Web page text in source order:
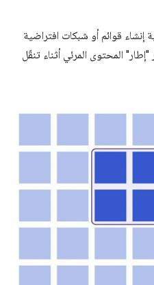
قوائم أو شبكات افتراضية
المحتوى المرئي أثناء تنقّل